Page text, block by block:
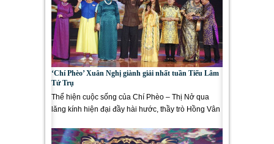
‘Chí Phèo’ Xuân Nghị giành giải nhất tuần Tiếu Lâm
Tứ Trụ
Thể hiện cuộc sống của Chí Phèo – Thị Nở qua
lăng kính hiện đại đầy hài hước, thầy trò Hồng Vân